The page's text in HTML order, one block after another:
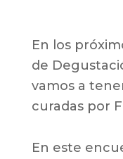
En los
de
vamos a
curadas por
En este